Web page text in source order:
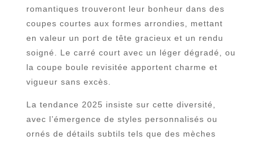
romantiques trouveront leur bonheur dans des
coupes courtes aux formes arrondies, mettant
en valeur un port de tête gracieux et un rendu
soigné. Le carré court avec un léger dégradé, ou
la coupe boule revisitée apportent charme et
vigueur sans excès.
La tendance 2025 insiste sur cette diversité,
avec l’émergence de styles personnalisés ou
ornés de détails subtils tels que des mèches